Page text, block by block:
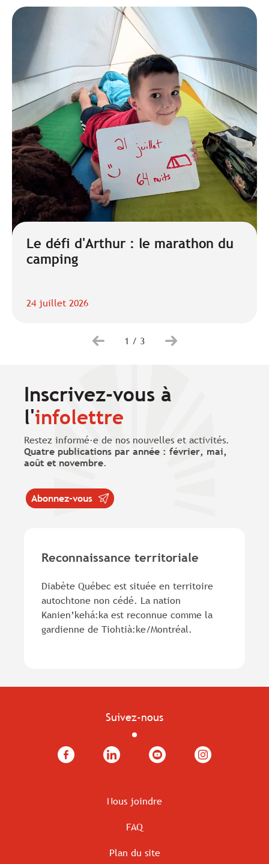
Le défi d'Arthur : le marathon du
camping
24 juillet 2026
1 / 3
Inscrivez-vous à
l'infolettre
Restez informé·e de nos nouvelles et activités.
Quatre publications par année : février, mai,
août et novembre.
Abonnez-vous
Reconnaissance territoriale
Diabète Québec est située en territoire
autochtone non cédé. La nation
Kanien’kehá:ka est reconnue comme la
gardienne de Tiohtià:ke/Montréal.
Suivez-nous
Facebook LinkedIn YouTube Instagram
Nous joindre
FAQ
Plan du site